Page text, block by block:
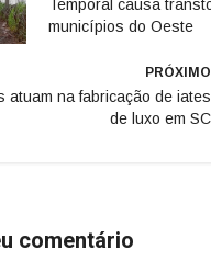
PRÓXIMO
de luxo em SC